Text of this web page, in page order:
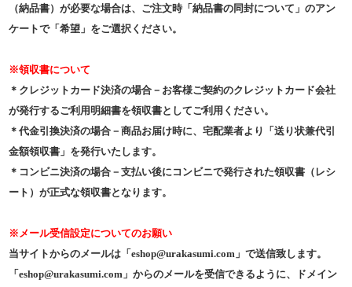
（納品書）が必要な場合は、ご注文時「納品書の同封について」のアン
ケートで「希望」をご選択ください。
※領収書について
＊クレジットカード決済の場合－お客様ご契約のクレジットカード会社
が発行するご利用明細書を領収書としてご利用ください。
＊代金引換決済の場合－商品お届け時に、宅配業者より「送り状兼代引
金額領収書」を発行いたします。
＊コンビニ決済の場合－支払い後にコンビニで発行された領収書（レシ
ート）が正式な領収書となります。
※メール受信設定についてのお願い
当サイトからのメールは「eshop@urakasumi.com」で送信致します。
「eshop@urakasumi.com」からのメールを受信できるように、ドメイン